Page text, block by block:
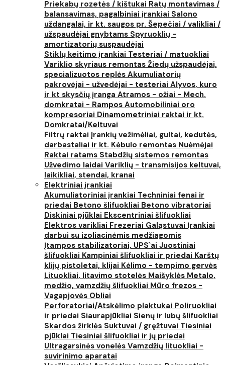
Priekabų rozetės / kištukai Ratų montavimas /
balansavimas, pagalbiniai įrankiai Salono
uždangalai, ir kt. saugos pr. Šepečiai / valikliai /
užspaudėjai gnybtams Spyruoklių -
amortizatorių suspaudėjai
Stiklų keitimo įrankiai Testeriai / matuokliai
Variklio skyriaus remontas Žiedų užspaudėjai,
specializuotos replės Akumuliatorių
pakrovėjai - užvedėjai - testeriai Alyvos, kuro
ir kt skysčių įranga Atramos - ožiai - Mech.
domkratai - Rampos Automobiliniai oro
kompresoriai Dinamometriniai raktai ir kt.
Domkratai/Keltuvai
Filtrų raktai Įrankių vežimėliai, gultai, kedutės,
darbastaliai ir kt. Kėbulo remontas Nuėmėjai
Raktai ratams Stabdžių sistemos remontas
Užvedimo laidai Variklių - transmisijos keltuvai,
laikikliai, stendai, kranai
Elektriniai įrankiai
Akumuliatoriniai įrankiai Techniniai fenai ir
priedai Betono šlifuokliai Betono vibratoriai
Diskiniai pjūklai Ekscentriniai šlifuokliai
Elektros varikliai Frezeriai Galąstuvai Įrankiai
darbui su izoliacinėmis medžiagomis
Įtampos stabilizatoriai, UPS`ai Juostiniai
šlifuokliai Kampiniai šlifuokliai ir priedai Karštų
klijų pistoletai, klijai Kėlimo - tempimo gervės
Lituokliai, litavimo stotelės Maišyklės Metalo,
medžio, vamzdžių šlifuokliai Mūro frezos -
Vagapjovės Obliai
Perforatoriai/Atskėlimo plaktukai Poliruokliai
ir priedai Siaurapjūkliai Sienų ir lubų šlifuokliai
Skardos žirklės Suktuvai / gręžtuvai Tiesiniai
pjūklai Tiesiniai šlifuokliai ir jų priedai
Ultragarsinės vonelės Vamzdžių lituokliai -
suvirinimo aparatai